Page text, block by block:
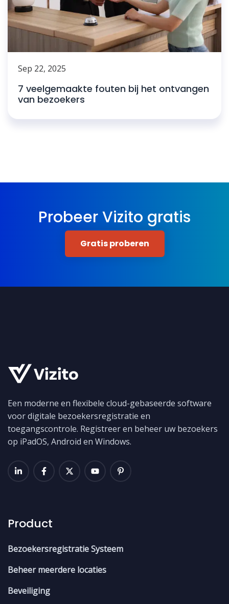
Sep 22, 2025
7 veelgemaakte fouten bij het ontvangen
van bezoekers
Probeer Vizito gratis
Gratis proberen
Een moderne en flexibele cloud-gebaseerde software
voor digitale bezoekersregistratie en
toegangscontrole. Registreer en beheer uw bezoekers
op iPadOS, Android en Windows.
Product
Bezoekersregistratie Systeem
Beheer meerdere locaties
Beveiliging